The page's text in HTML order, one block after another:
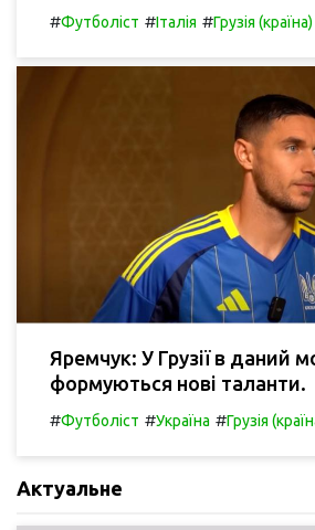
#Футболіст #Італія #Грузія (країна)
Яремчук: У Грузії в даний
формуються нові таланти.
#Футболіст #Україна #Грузія
Актуальне